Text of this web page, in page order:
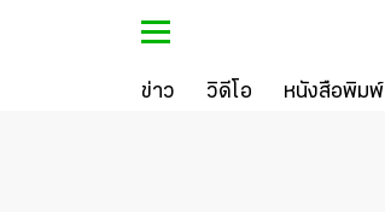
ข่าว วิดีโอ หนังสือพิมพ์